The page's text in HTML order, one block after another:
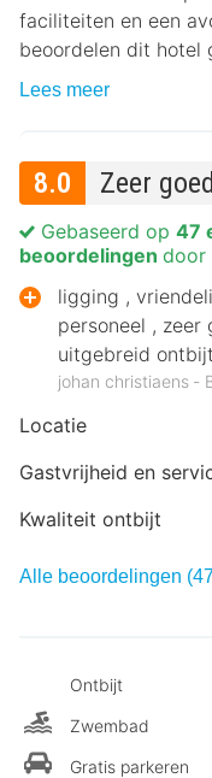
faciliteiten en een
beoordelen dit hotel
Lees meer
8.0 Zeer goed
Locatie
Gastvrijheid en
Kwaliteit ontbijt
Gebaseerd op 47
beoordelingen door
ligging ,
personeel , zeer
uitgebreid
johan christiaens ‐
Alle beoordelingen
Ontbijt
Zwembad
Gratis parkeren